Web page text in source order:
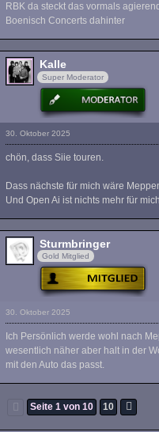
RBK da steckt das vormals
Boenisch Concerts dahinter
Kalle
Super Moderator
30. Oktober 2025
chön, dass Siie touren.
Dass nächste für mich wäre
Und Open Ai ist nichts mehr für mich.
Sturmbringer
Gold Mitglied
30. Oktober 2025
Ich Persönlich werde wohl nach
wesentlich näher aber halt in der
mit den Auto das passt.
Seite 1 von 10 10